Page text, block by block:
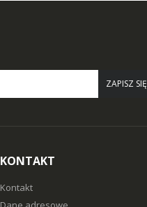
ZAPISZ SIĘ
KONTAKT
Kontakt